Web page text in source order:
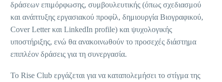
δράσεων επιμόρφωσης, συμβουλευτικής (όπως σχεδιασμού
και ανάπτυξης εργασιακού προφίλ, δημιουργία Βιογραφικού,
Cover Letter και LinkedIn profile) και ψυχολογικής
υποστήριξης, ενώ θα ανακοινωθούν το προσεχές διάστημα
επιπλέον δράσεις για τη συνεργασία.
Το Rise Club εργάζεται για να καταπολεμήσει το στίγμα της